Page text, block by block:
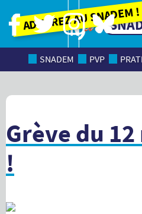
Adhérez au SNADEM !
SNADEM PVP
Grève du
!